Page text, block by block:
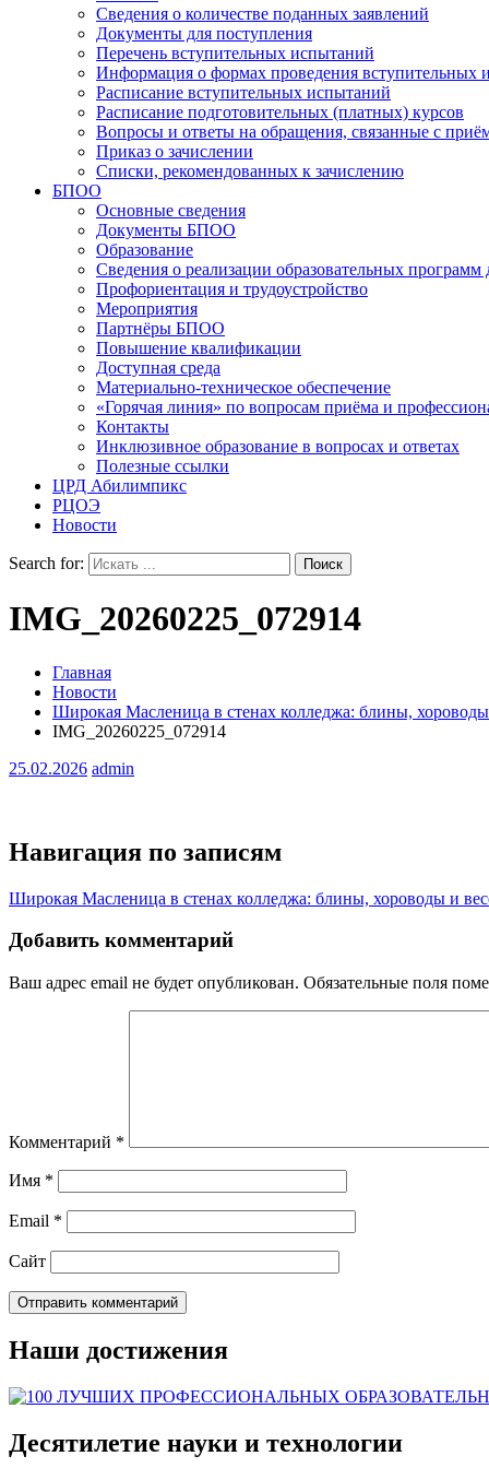
Сведения о количестве поданных заявлений
Документы для поступления
Перечень вступительных испытаний
Информация о формах проведения вступительных
Расписание вступительных испытаний
Расписание подготовительных (платных) курсов
Вопросы и ответы на обращения, связанные с
Приказ о зачислении
Списки, рекомендованных к зачислению
БПОО
Основные сведения
Документы БПОО
Образование
Сведения о реализации образовательных
Профориентация и трудоустройство
Мероприятия
Партнёры БПОО
Повышение квалификации
Доступная среда
Материально-техническое обеспечение
«Горячая линия» по вопросам приёма и
Контакты
Инклюзивное образование в вопросах и ответах
Полезные ссылки
ЦРД Абилимпикс
РЦОЭ
Новости
Search for:
IMG_20260225_072914
Главная
Новости
Широкая Масленица в стенах колледжа: блины, хороводы
IMG_20260225_072914
25.02.2026 admin
Навигация по записям
Широкая Масленица в стенах колледжа: блины, хороводы и
Добавить комментарий
Ваш адрес email не будет опубликован. Обязательные поля
Комментарий *
Имя *
Email *
Сайт
Наши достижения
Десятилетие науки и технологии